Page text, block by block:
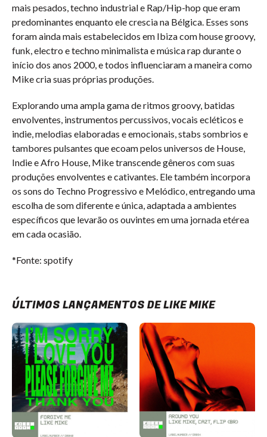
mais pesados, techno industrial e Rap/Hip-hop que eram
predominantes enquanto ele crescia na Bélgica. Esses sons
foram ainda mais estabelecidos em Ibiza com house groovy,
funk, electro e techno minimalista e música rap durante o
início dos anos 2000, e todos influenciaram a maneira como
Mike cria suas próprias produções.
Explorando uma ampla gama de ritmos groovy, batidas
envolventes, instrumentos percussivos, vocais ecléticos e
indie, melodias elaboradas e emocionais, stabs sombrios e
tambores pulsantes que ecoam pelos universos de House,
Indie e Afro House, Mike transcende gêneros com suas
produções envolventes e cativantes. Ele também incorpora
os sons do Techno Progressivo e Melódico, entregando uma
escolha de som diferente e única, adaptada a ambientes
específicos que levarão os ouvintes em uma jornada etérea
em cada ocasião.
*Fonte: spotify
ÚLTIMOS LANÇAMENTOS DE LIKE MIKE